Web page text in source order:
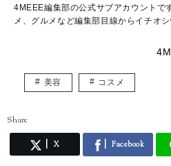
4MEEE編集部の公式サブアカウントで
メ、グルメなど編集部目線からイチオ
美容 コスメ
Share
X Facebook